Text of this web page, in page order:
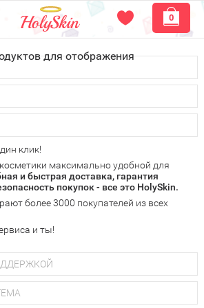
0
для отображения
по всем городам России.
курьером, Почтой России или
выдачи PickPoint или пункте
осуществляется ужена
получитьбесплатную
доставки и оплаты в Вашем городе
заказ любым удобным способом:
(
(Альфа-банк, Сбербанк) и другими
клик!
максимально удобной для
и быстрая доставка, гарантия
покупок - все это HolySkin.
более 3000 покупателей из всех
и ты!
на все Ваши вопросы по работе
по товарам, рассказать о